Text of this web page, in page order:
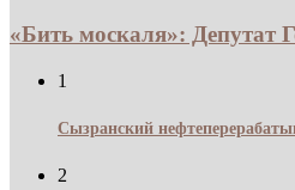
«Бить москаля»: Депутат
1
Сызранский
2